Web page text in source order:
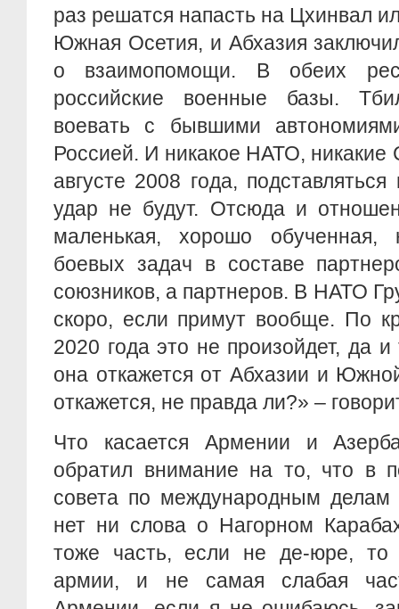
раз решатся напасть на Цхинвал
Южная Осетия, и Абхазия
о взаимопомощи. В обеих
российские военные базы.
воевать с бывшими
Россией. И никакое НАТО,
августе 2008 года,
удар не будут. Отсюда и
маленькая, хорошо
боевых задач в составе
союзников, а партнеров. В НАТО
скоро, если примут вообще. По
2020 года это не произойдет, да
она откажется от Абхазии и
откажется, не правда ли?» –
Что касается Армении и
обратил внимание на то, что в
совета по международным
нет ни слова о Нагорном
тоже часть, если не де-юре, то
армии, и не самая слабая